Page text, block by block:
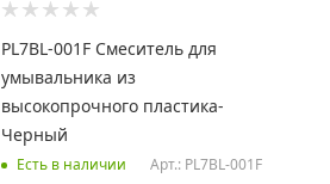
PL7BL-001F Смеситель для
умывальника из
высокопрочного пластика-
Черный
Есть в наличии Арт.: PL7BL-001F